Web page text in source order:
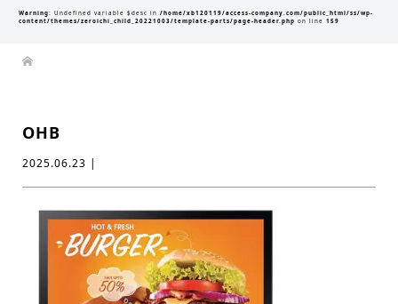
Warning: Undefined variable $desc in /home/xb120119/access-company.com/public_html/ss/wp-
content/themes/zeroichi_child_20221003/template-parts/page-header.php on line 159
OHB
2025.06.23 |